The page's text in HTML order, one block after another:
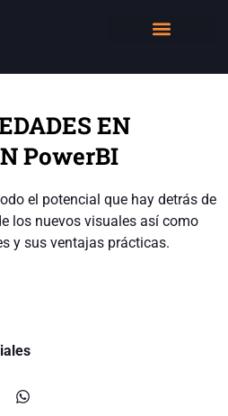
EN
PowerBI
el potencial que hay detrás de
los nuevos visuales así como
y sus ventajas prácticas.